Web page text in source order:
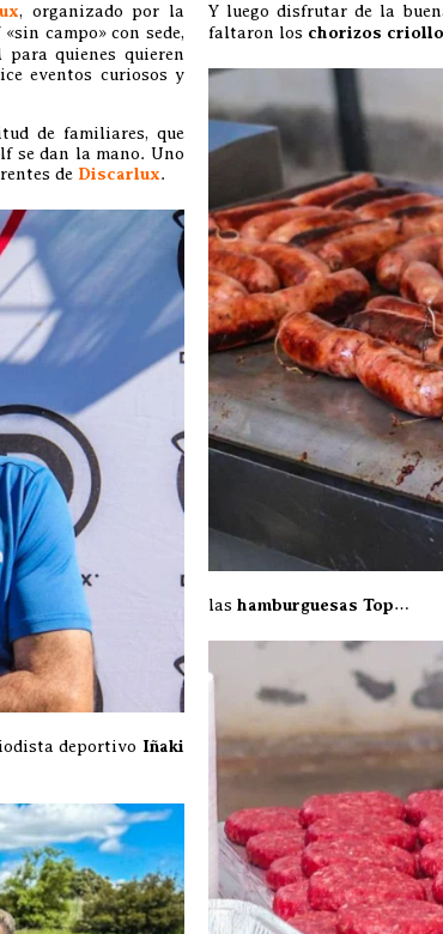
, organizado por la
campo» con sede,
quienes quieren
eventos curiosos y
de familiares, que
se dan la mano. Uno
de Discarlux.
deportivo Iñaki
Y luego disfrutar de la
faltaron los chorizos
las hamburguesas Top…